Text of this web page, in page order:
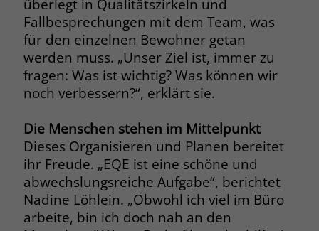
überlegt in Qualitätszirkeln und
Fallbesprechungen mit dem Team, was
für den einzelnen Bewohner getan
werden muss. „Unser Ziel ist, immer zu
fragen: Was ist wichtig? Was können wir
noch verbessern?“, erklärt sie.
Die Menschen stehen im Mittelpunkt
Dieses Organisieren und Planen bereitet
ihr Freude. „EQE ist eine schöne und
abwechslungsreiche Aufgabe“, berichtet
Nadine Löhlein. „Obwohl ich viel im Büro
arbeite, bin ich doch nah an den
Zweck
This cookie, set by Cloudflare, is used to
support Cloudflare Bot Management.
Name JSessionID
Laufzeit Session
Zweck
Behält die Zustände des Benutzers bei
allen Seitenanfragen bei.
Laufzeit 90 Tage
Zweck Enthält eine zufallsgenerierte User-ID.
Name _gcl_aw
Laufzeit 90 Tage
Dieses Cookie wird gesetzt, wenn ein
User über einen Klick auf eine Google
Werbeanzeige auf die Website gelangt.
Es enthält Informationen darüber,